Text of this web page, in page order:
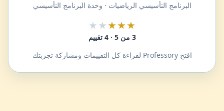
البرنامج التأسيسي الرياضيات · وحدة البرنامج التأسيسي
★★★
★★
3 من 5 · 4 تقييم
افتح Professory لقراءة كل التقييمات ومشاركة تجربتك